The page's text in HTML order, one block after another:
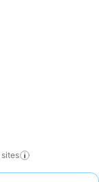
sites